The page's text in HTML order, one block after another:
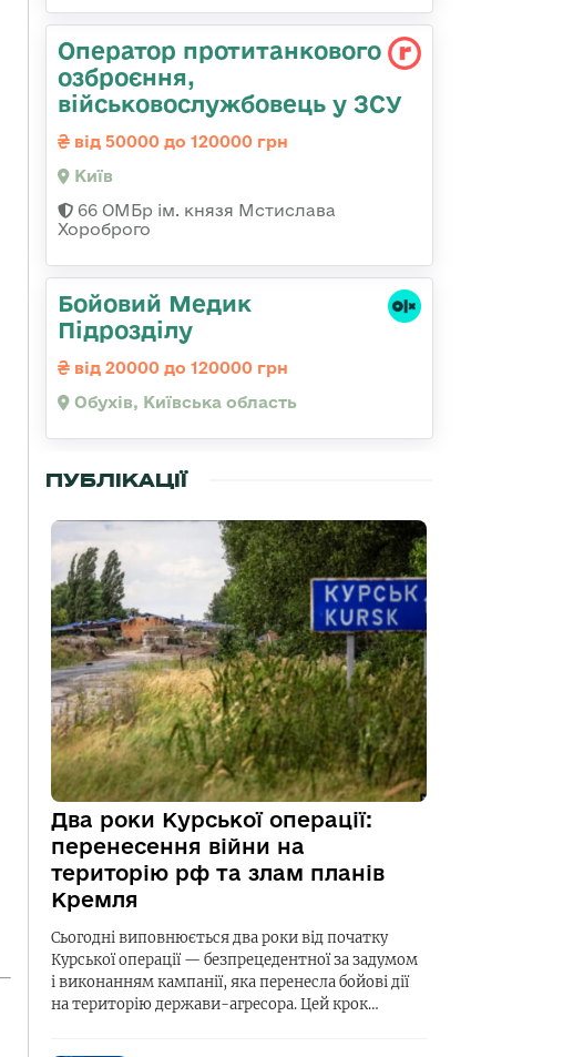
Оператор протитанкового
озброєння,
військовослужбовець у ЗСУ
від 50000 до 120000 грн
Київ
66 ОМБр ім. князя Мстислава
Хороброго
Бойовий Медик
Підрозділу
від 20000 до 120000 грн
Обухів, Київська область
ПУБЛІКАЦІЇ
Два роки Курської операції:
перенесення війни на
територію рф та злам планів
Кремля
Сьогодні виповнюється два роки від початку
Курської операції — безпрецедентної за задумом
і виконанням кампанії, яка перенесла бойові дії
на територію держави-агресора. Цей крок…